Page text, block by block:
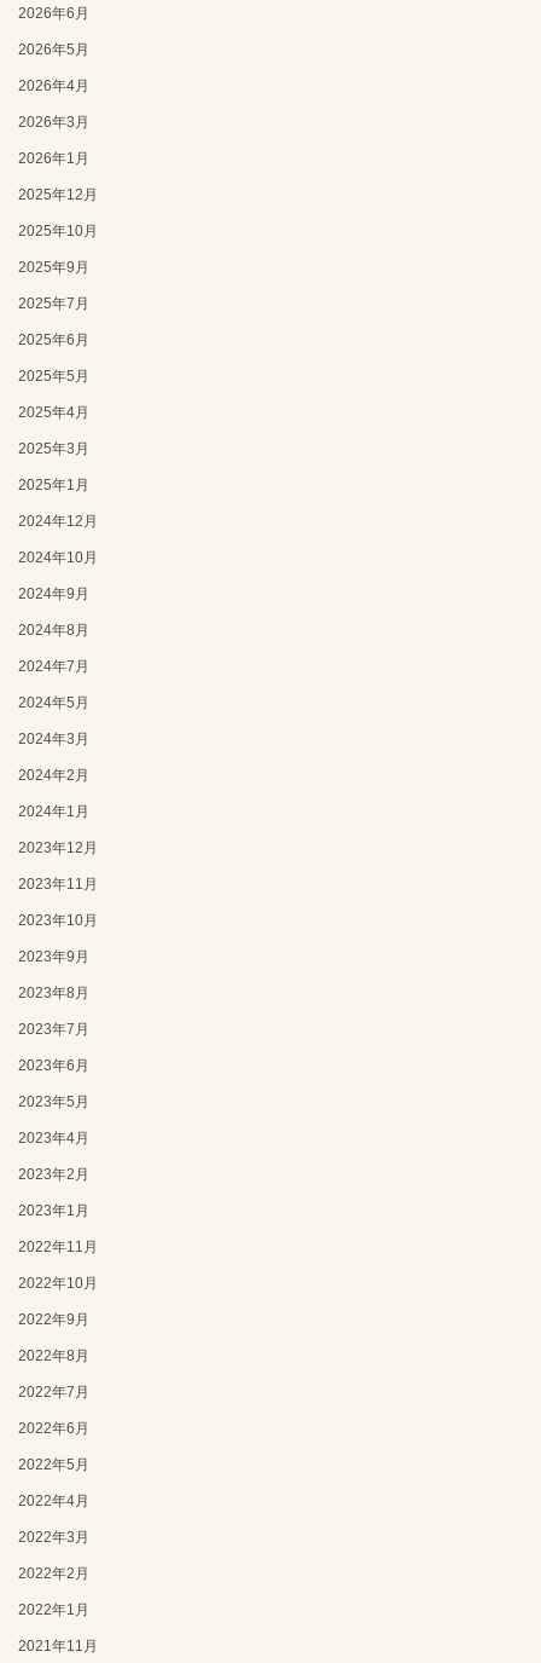
2026年6月
2026年5月
2026年4月
2026年3月
2026年1月
2025年12月
2025年10月
2025年9月
2025年7月
2025年6月
2025年5月
2025年4月
2025年3月
2025年1月
2024年12月
2024年10月
2024年9月
2024年8月
2024年7月
2024年5月
2024年3月
2024年2月
2024年1月
2023年12月
2023年11月
2023年10月
2023年9月
2023年8月
2023年7月
2023年6月
2023年5月
2023年4月
2023年2月
2023年1月
2022年11月
2022年10月
2022年9月
2022年8月
2022年7月
2022年6月
2022年5月
2022年4月
2022年3月
2022年2月
2022年1月
2021年11月